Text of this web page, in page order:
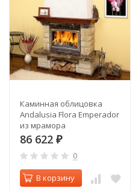
Каминная облицовка
Andalusia Flora Emperador
из мрамора
86 622 ₽
0
В корзину